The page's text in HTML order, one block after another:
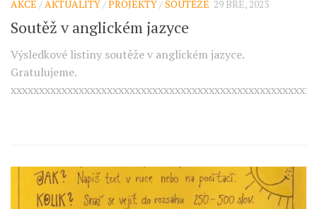
AKCE / AKTUALITY /PROJEKTY /SOUTĚŽE 29 BŘE, 2023
Soutěž v anglickém jazyce
Výsledkové listiny soutěže v anglickém jazyce.
Gratulujeme.
xxxxxxxxxxxxxxxxxxxxxxxxxxxxxxxxxxxxxxxxxxxxxxxxxxxxx